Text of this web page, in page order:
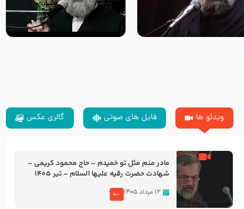
سلام جوانی که امام حسین علیه
السلام خودش جوابش را دادند
زیارتی که اسباب رزق زیاد و عمر
طولانی است حجت السلام حسین
ویدئو ها فایل های صوتی گالری عکس
مادر منم مثل تو خمیدم – حاج محمود کریمی –
شهادت حضرت رقیه علیها السلام – تیر ۱۴۰۵
۱۲ مرداد ۱۴۰۵